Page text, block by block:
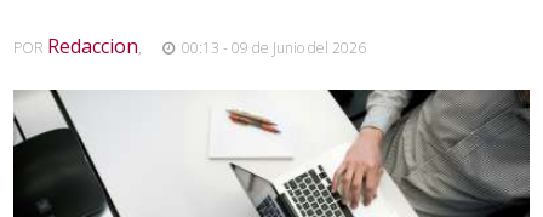
POR Redaccion, 00:13 - 09 de Junio del 2026